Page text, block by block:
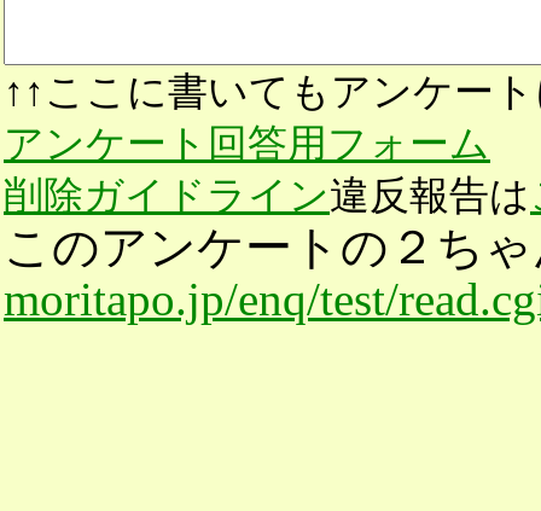
↑↑ここに書いてもアンケー
アンケート回答用フォーム
削除ガイドライン違反報告は
このアンケートの２ち
moritapo.jp/enq/test/